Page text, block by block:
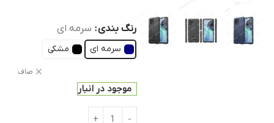
رنگ بندی سرمه ای
سرمه ای مشکی
صاف
موجود در انبار